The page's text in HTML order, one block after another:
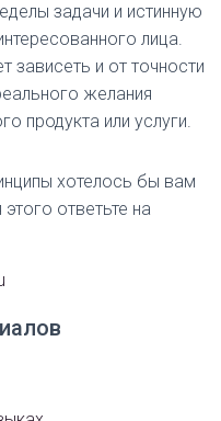
задачи и истинную
лица.
и от точности
желания
продукта или услуги.
хотелось бы вам
ответьте на